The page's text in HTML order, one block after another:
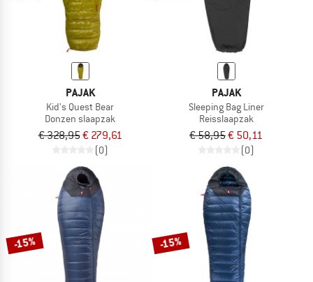
PAJAK
Kid's Quest Bear
Donzen slaapzak
€ 328,95€ 279,61
(0)
PAJAK
Sleeping Bag Liner
Reisslaapzak
€ 58,95€ 50,11
(0)
-15% -15%